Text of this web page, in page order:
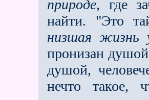
природе, где
найти. "Это
низшая жизнь
пронизан
душой,
нечто такое,